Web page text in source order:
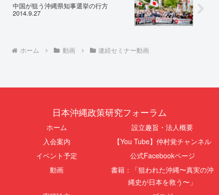
中国が狙う沖縄県知事選挙の行方
2014.9.27
ホーム 動画 連続セミナー動画
日本沖縄政策研究フォーラム
ホーム
設立趣旨・法人概要
入会案内
【You Tube】仲村覚チャンネル
イベント予定
公式Facebookページ
動画
書籍：「狙われた沖縄〜真実の沖
縄史が日本を救う〜」